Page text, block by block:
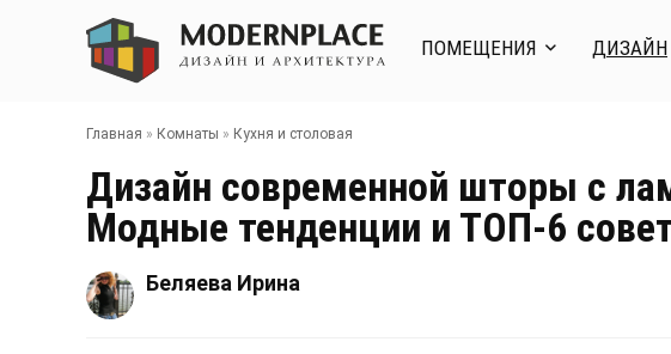
ПОМЕЩЕНИЯ ДИЗАЙН
Главная » Комнаты » Кухня и столовая
Дизайн современной шторы с
Модные тенденции и ТОП-6
Беляева Ирина